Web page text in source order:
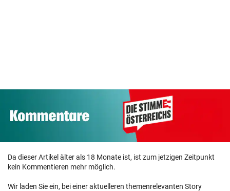
Da dieser Artikel älter als 18 Monate ist, ist zum jetzigen Zeitpunkt
kein Kommentieren mehr möglich.
Wir laden Sie ein, bei einer aktuelleren themenrelevanten Story